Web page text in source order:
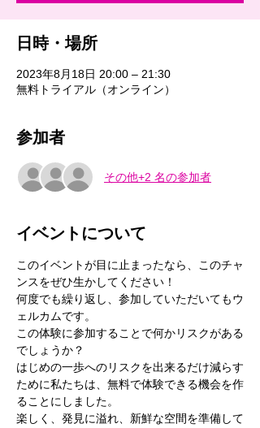
日時・場所
2023年8月18日 20:00 – 21:30
無料トライアル（オンライン）
参加者
その他+2 名の参加者
イベントについて
このイベントが目に止まったなら、このチャ
ンスをぜひ生かしてください！
何度でも繰り返し、参加していただいてもウ
ェルカムです。
この体験に参加することで何かリスクがある
でしょうか？
はじめの一歩へのリスクを出来るだけ減らす
ために私たちは、無料で体験できる機会を作
ることにしました。
楽しく、発見に溢れ、新鮮な空間を準備して